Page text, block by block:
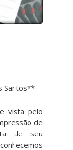
Santos**
vista pelo
de
de seu